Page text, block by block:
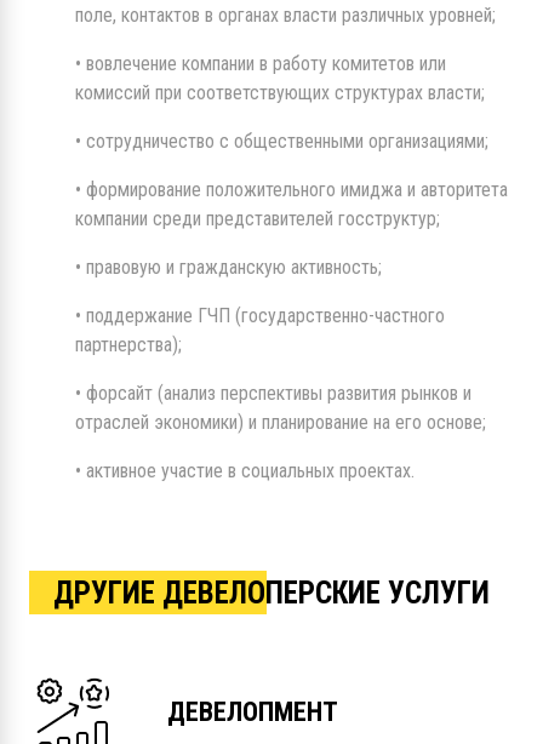
поле, контактов в органах власти различных уровней;
• вовлечение компании в работу комитетов или
комиссий при соответствующих структурах власти;
• сотрудничество с общественными организациями;
• формирование положительного имиджа и авторитета
компании среди представителей госструктур;
• правовую и гражданскую активность;
• поддержание ГЧП (государственно-частного
партнерства);
• форсайт (анализ перспективы развития рынков и
отраслей экономики) и планирование на его основе;
• активное участие в социальных проектах.
ДРУГИЕ ДЕВЕЛОПЕРСКИЕ УСЛУГИ
ДЕВЕЛОПМЕНТ